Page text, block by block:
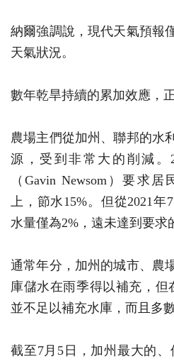
納爾強調說，現代天氣預報
天氣狀況。
數年乾旱持續的累加效應，
農場主們從加州、聯邦的水
源，受到非常大的削減。
（Gavin Newsom）要求
上，節水15%。但從2021年
水量僅為2%，遠未達到要求
通常年分，加州的城市、農
庫儲水在雨季得以補充，但
並不足以補充水庫，而且多
截至7月5日，加州最大的、